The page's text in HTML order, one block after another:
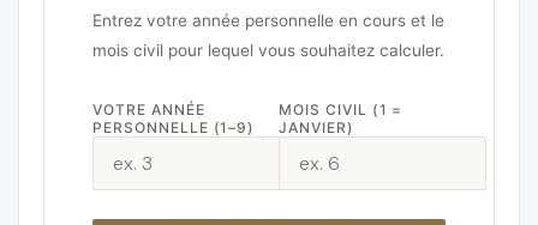
Entrez votre année personnelle en cours et le
mois civil pour lequel vous souhaitez calculer.
VOTRE ANNÉE
PERSONNELLE (1–9)
MOIS CIVIL (1 =
JANVIER)